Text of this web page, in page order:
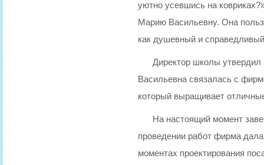
уютно усевшись на
Марию Васильевну. Она
как душевный и
Директор школы
Васильевна связалась с
который выращивает
На настоящий момент
проведении работ фирма
моментах проектирования